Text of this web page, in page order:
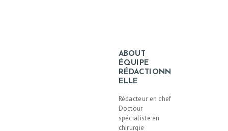
ABOUT
ÉQUIPE
RÉDACTIONN
ELLE
Rédacteur en chef
Doctour
spécialiste en
chirurgie